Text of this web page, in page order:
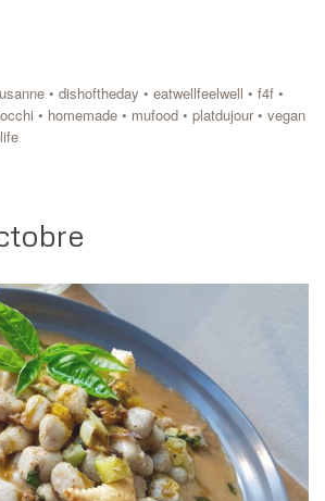
• dishoftheday • eatwellfeelwell • f4f •
• homemade • mufood • platdujour• vegan